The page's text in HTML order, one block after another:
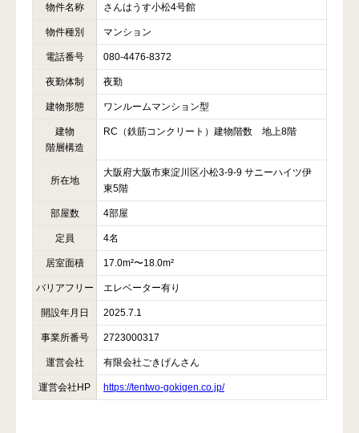
物件名称 さんはうす小松4号館
物件種別 マンション
電話番号 080-4476-8372
夜勤体制 夜勤
建物形態 ワンルームマンション型
建物
階層構造
RC（鉄筋コンクリート）建物階数 地上8階
所在地
大阪府大阪市東淀川区小松3-9-9 サニーハイツ伊
東5階
部屋数 4部屋
定員 4名
居室面積 17.0m²〜18.0m²
バリアフリー エレベーター有り
開設年月日 2025.7.1
事業所番号 2723000317
運営会社 有限会社ごきげんさん
運営会社HP https://tentwo-gokigen.co.jp/